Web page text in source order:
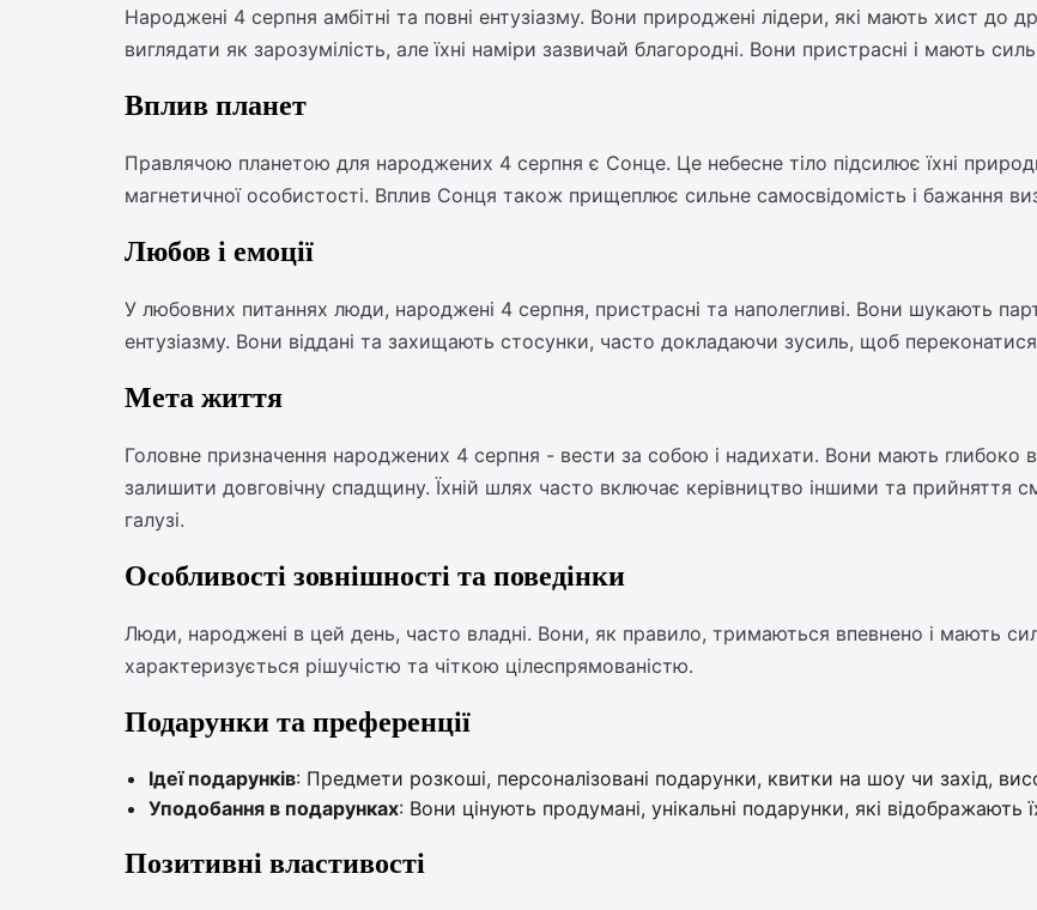
Народжені 4 серпня амбітні та повні ентузіазму. Вони природжені лідери, які мають хист до
виглядати як зарозумілість, але їхні наміри зазвичай благородні. Вони пристрасні і мають
Вплив планет
Правлячою планетою для народжених 4 серпня є Сонце. Це небесне тіло підсилює їхні
магнетичної особистості. Вплив Сонця також прищеплює сильне самосвідомість і бажання
Любов і емоції
У любовних питаннях люди, народжені 4 серпня, пристрасні та наполегливі. Вони шукають
ентузіазму. Вони віддані та захищають стосунки, часто докладаючи зусиль, щоб
Мета життя
Головне призначення народжених 4 серпня - вести за собою і надихати. Вони мають глибоко
залишити довговічну спадщину. Їхній шлях часто включає керівництво іншими та прийняття
галузі.
Особливості зовнішності та поведінки
Люди, народжені в цей день, часто владні. Вони, як правило, тримаються впевнено і мають
характеризується рішучістю та чіткою цілеспрямованістю.
Подарунки та преференції
Ідеї подарунків: Предмети розкоші, персоналізовані подарунки, квитки на шоу чи захід,
Уподобання в подарунках: Вони цінують продумані, унікальні подарунки, які відображають
Позитивні властивості